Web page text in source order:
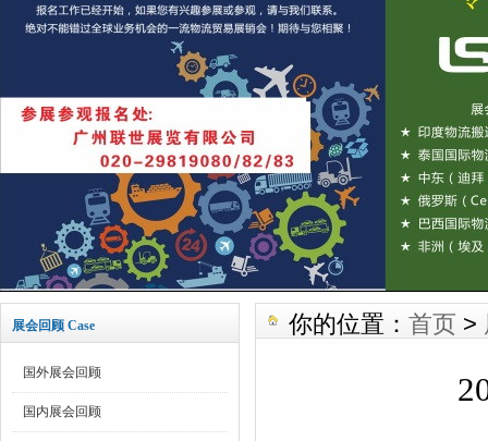
展会回顾 Case
国外展会回顾
国内展会回顾
你的位置： 首页 >